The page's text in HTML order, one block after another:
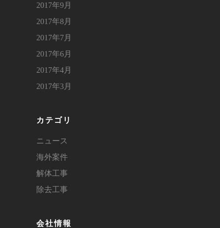
2017年9月
2017年8月
2017年7月
2017年6月
2017年4月
2017年3月
カテゴリ
ニュース
海外案件
解体工事
除去工事
会社情報